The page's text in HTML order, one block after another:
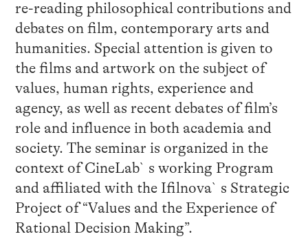
re-reading philosophical contributions and
debates on film, contemporary arts and
humanities. Special attention is given to
the films and artwork on the subject of
values, human rights, experience and
agency, as well as recent debates of film’s
role and influence in both academia and
society. The seminar is organized in the
context of CineLab`s working Program
and affiliated with the Ifilnova`s Strategic
Project of “Values and the Experience of
Rational Decision Making”.